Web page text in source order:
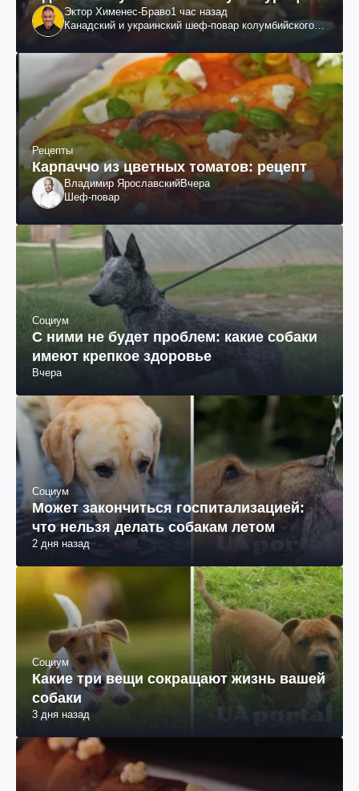
Эктор Хименес-Браво1 час назад
Канадский и украинский шеф-повар колумбийского
Рецепты
Карпаччо из цветных томатов: рецепт
Владимир ЯрославскийВчера
Шеф-повар
Социум
С ними не будет проблем: какие собаки
имеют крепкое здоровье
Вчера
Социум
Может закончиться госпитализацией:
что нельзя делать собакам летом
2 дня назад
Социум
Какие три вещи сокращают жизнь вашей
собаки
3 дня назад